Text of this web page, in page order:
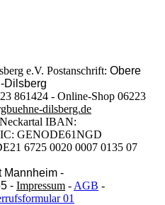
e.V. Postanschrift: Obere
Dilsberg
861424 - Online-Shop 06223
dilsberg.de
IBAN:
GENODE61NGD
6725 0020 0007 0135 07
Mannheim -
- Impressum - AGB -